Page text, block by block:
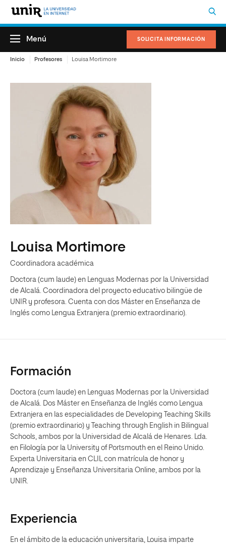
SOLICITA INFORMACIÓN
Menú
Inicio Profesores Louisa Mortimore
Louisa Mortimore
Coordinadora académica
Doctora (cum laude) en Lenguas Modernas por la Universidad
de Alcalá. Coordinadora del proyecto educativo bilingüe de
UNIR y profesora. Cuenta con dos Máster en Enseñanza de
Inglés como Lengua Extranjera (premio extraordinario).
Formación
Doctora (cum laude) en Lenguas Modernas por la Universidad
de Alcalá. Dos Máster en Enseñanza de Inglés como Lengua
Extranjera en las especialidades de Developing Teaching Skills
(premio extraordinario) y Teaching through English in Bilingual
Schools, ambos por la Universidad de Alcalá de Henares. Lda.
en Filología por la University of Portsmouth en el Reino Unido.
Experta Universitaria en CLIL con matrícula de honor y
Aprendizaje y Enseñanza Universitaria Online, ambos por la
UNIR.
Experiencia
En el ámbito de la educación universitaria, Louisa imparte